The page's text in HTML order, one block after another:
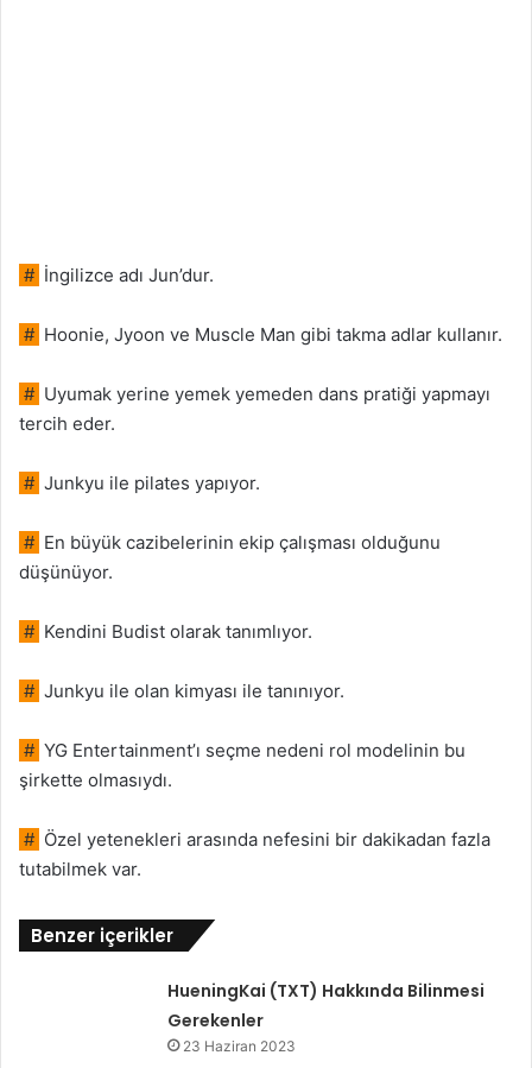
# İngilizce adı Jun’dur.
# Hoonie, Jyoon ve Muscle Man gibi takma adlar kullanır.
# Uyumak yerine yemek yemeden dans pratiği yapmayı
tercih eder.
# Junkyu ile pilates yapıyor.
# En büyük cazibelerinin ekip çalışması olduğunu
düşünüyor.
# Kendini Budist olarak tanımlıyor.
# Junkyu ile olan kimyası ile tanınıyor.
# YG Entertainment’ı seçme nedeni rol modelinin bu
şirkette olmasıydı.
# Özel yetenekleri arasında nefesini bir dakikadan fazla
tutabilmek var.
Benzer içerikler
HueningKai (TXT) Hakkında Bilinmesi
Gerekenler
23 Haziran 2023